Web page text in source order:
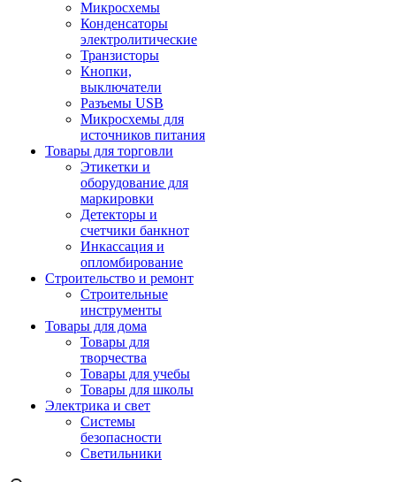
Микросхемы
Конденсаторы
электролитические
Транзисторы
Кнопки,
выключатели
Разъемы USB
Микросхемы для
источников питания
Товары для торговли
Этикетки и
оборудование для
маркировки
Детекторы и
счетчики банкнот
Инкассация и
опломбирование
Строительство и ремонт
Строительные
инструменты
Товары для дома
Товары для
творчества
Товары для учебы
Товары для школы
Электрика и свет
Системы
безопасности
Светильники